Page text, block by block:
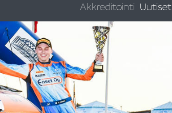
Akkreditointi Uutiset